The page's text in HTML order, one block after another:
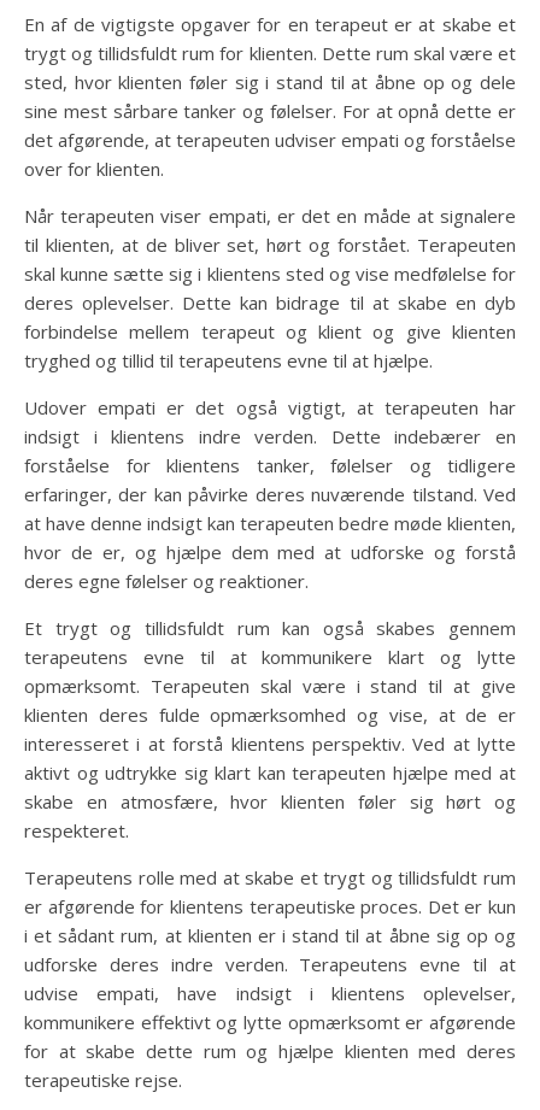
En af de vigtigste opgaver for en terapeut er at skabe et
trygt og tillidsfuldt rum for klienten. Dette rum skal være et
sted, hvor klienten føler sig i stand til at åbne op og dele
sine mest sårbare tanker og følelser. For at opnå dette er
det afgørende, at terapeuten udviser empati og forståelse
over for klienten.
Når terapeuten viser empati, er det en måde at signalere
til klienten, at de bliver set, hørt og forstået. Terapeuten
skal kunne sætte sig i klientens sted og vise medfølelse for
deres oplevelser. Dette kan bidrage til at skabe en dyb
forbindelse mellem terapeut og klient og give klienten
tryghed og tillid til terapeutens evne til at hjælpe.
Udover empati er det også vigtigt, at terapeuten har
indsigt i klientens indre verden. Dette indebærer en
forståelse for klientens tanker, følelser og tidligere
erfaringer, der kan påvirke deres nuværende tilstand. Ved
at have denne indsigt kan terapeuten bedre møde klienten,
hvor de er, og hjælpe dem med at udforske og forstå
deres egne følelser og reaktioner.
Et trygt og tillidsfuldt rum kan også skabes gennem
terapeutens evne til at kommunikere klart og lytte
opmærksomt. Terapeuten skal være i stand til at give
klienten deres fulde opmærksomhed og vise, at de er
interesseret i at forstå klientens perspektiv. Ved at lytte
aktivt og udtrykke sig klart kan terapeuten hjælpe med at
skabe en atmosfære, hvor klienten føler sig hørt og
respekteret.
Terapeutens rolle med at skabe et trygt og tillidsfuldt rum
er afgørende for klientens terapeutiske proces. Det er kun
i et sådant rum, at klienten er i stand til at åbne sig op og
udforske deres indre verden. Terapeutens evne til at
udvise empati, have indsigt i klientens oplevelser,
kommunikere effektivt og lytte opmærksomt er afgørende
for at skabe dette rum og hjælpe klienten med deres
terapeutiske rejse.